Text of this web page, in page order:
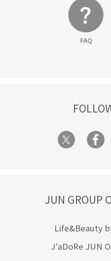
FAQ
JUN GROUP
Life&Beauty
J'aDoRe JUN